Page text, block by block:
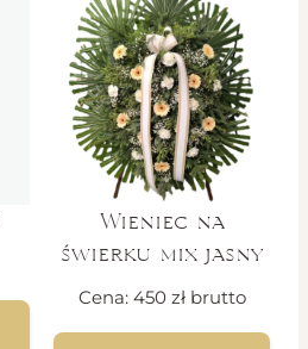
Wieniec na
świerku mix jasny
Cena: 450 zł brutto